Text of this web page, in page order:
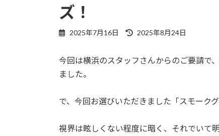
ズ！
2025年7月16日
最
新
2025年8月24日
今回は横浜のスタッフさんからのご要請で
ました。
で、今回お選びいただきました「スモーク
視界は眩しくない程度に暗く、それでいて